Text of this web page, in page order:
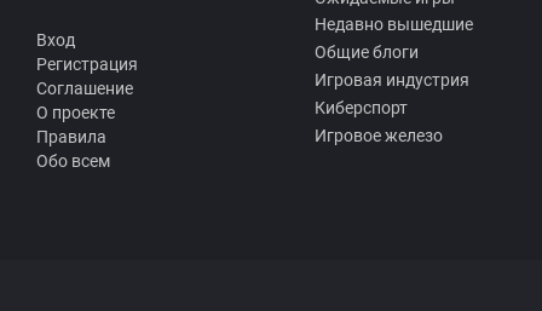
Вход
Регистрация
Соглашение
О проекте
Правила
Обо всем
Недавно вышедшие
Общие блоги
Игровая индустрия
Киберспорт
Игровое железо